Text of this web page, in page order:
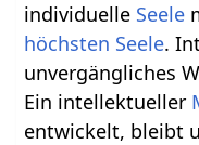
individuelle Seele
höchsten Seele.
unvergängliches
Ein intellektueller
entwickelt, bleibt